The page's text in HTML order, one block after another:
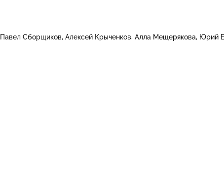
Павел Сборщиков Алексей Крыченков Алла Мещерякова Юрий